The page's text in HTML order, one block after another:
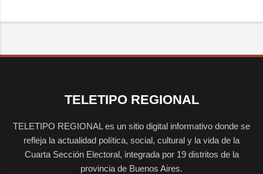
TELETIPO REGIONAL
TELETIPO REGIONAL es un sitio digital informativo donde se
refleja la actualidad política, social, cultural y la vida de la
Cuarta Sección Electoral, integrada por 19 distritos de la
provincia de Buenos Aires.